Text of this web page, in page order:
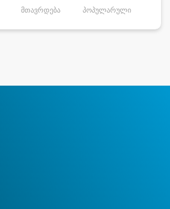
მთავრდება პოპულარული